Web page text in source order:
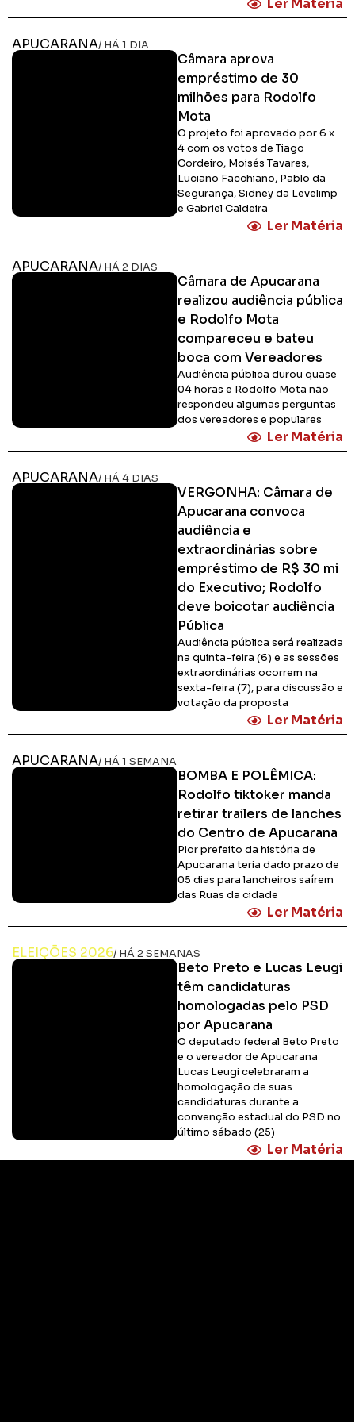
APUCARANA/ HÁ 1 DIA
Câmara aprova
empréstimo de 30
milhões para Rodolfo
Mota
O projeto foi aprovado por 6 x
4 com os votos de Tiago
Cordeiro, Moisés Tavares,
Luciano Facchiano, Pablo da
Segurança, Sidney da Levelimp
e Gabriel Caldeira
Ler Matéria
APUCARANA/ HÁ 2 DIAS
Câmara de Apucarana
realizou audiência pública
e Rodolfo Mota
compareceu e bateu
boca com Vereadores
Audiência pública durou quase
04 horas e Rodolfo Mota não
respondeu algumas perguntas
dos vereadores e populares
Ler Matéria
APUCARANA/ HÁ 4 DIAS
VERGONHA: Câmara de
Apucarana convoca
audiência e
extraordinárias sobre
empréstimo de R$ 30 mi
do Executivo; Rodolfo
deve boicotar audiência
Pública
Audiência pública será realizada
na quinta-feira (6) e as sessões
extraordinárias ocorrem na
sexta-feira (7), para discussão e
votação da proposta
Ler Matéria
APUCARANA/ HÁ 1 SEMANA
BOMBA E POLÊMICA:
Rodolfo tiktoker manda
retirar trailers de lanches
do Centro de Apucarana
Pior prefeito da história de
Apucarana teria dado prazo de
05 dias para lancheiros saírem
das Ruas da cidade
Ler Matéria
ELEIÇÕES 2026/ HÁ 2 SEMANAS
Beto Preto e Lucas Leugi
têm candidaturas
homologadas pelo PSD
por Apucarana
O deputado federal Beto Preto
e o vereador de Apucarana
Lucas Leugi celebraram a
homologação de suas
candidaturas durante a
convenção estadual do PSD no
último sábado (25)
Ler Matéria